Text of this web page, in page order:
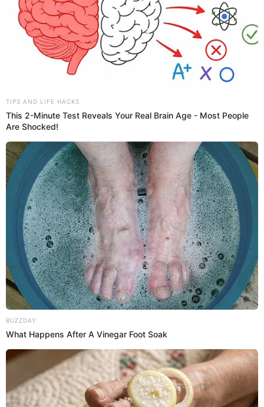
2 dientes de ajo
1 pimiento
3 atados de espinaca
500 g de ricota
100 g de picadillo de carne
Salsa de tomate
Para la salsa blanca:
50 g de mantequilla
50 g de harina de trigo
500 ml de leche
Sal
Pimienta
Nuez moscada